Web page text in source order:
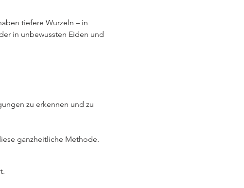
tiefere Wurzeln – in
in unbewussten Eiden und
zu erkennen und zu
ganzheitliche Methode.